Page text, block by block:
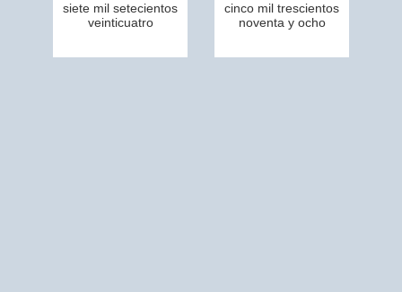
siete mil setecientos
veinticuatro
cinco mil trescientos
noventa y ocho